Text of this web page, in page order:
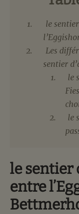
le
Les
sentier
le
le
le sentier
entre